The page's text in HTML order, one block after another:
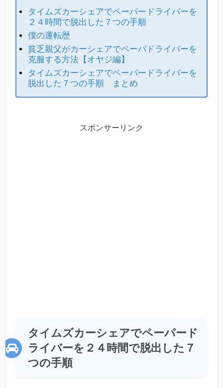
タイムズカーシェアでペーパードライバーを
２４時間で脱出した７つの手順
僕の運転歴
貧乏親父がカーシェアでペーパドライバーを
克服する方法【オヤジ編】
タイムズカーシェアでペーパードライバーを
脱出した７つの手順 まとめ
スポンサーリンク
タイムズカーシェアでペーパード
ライバーを２４時間で脱出した７
つの手順